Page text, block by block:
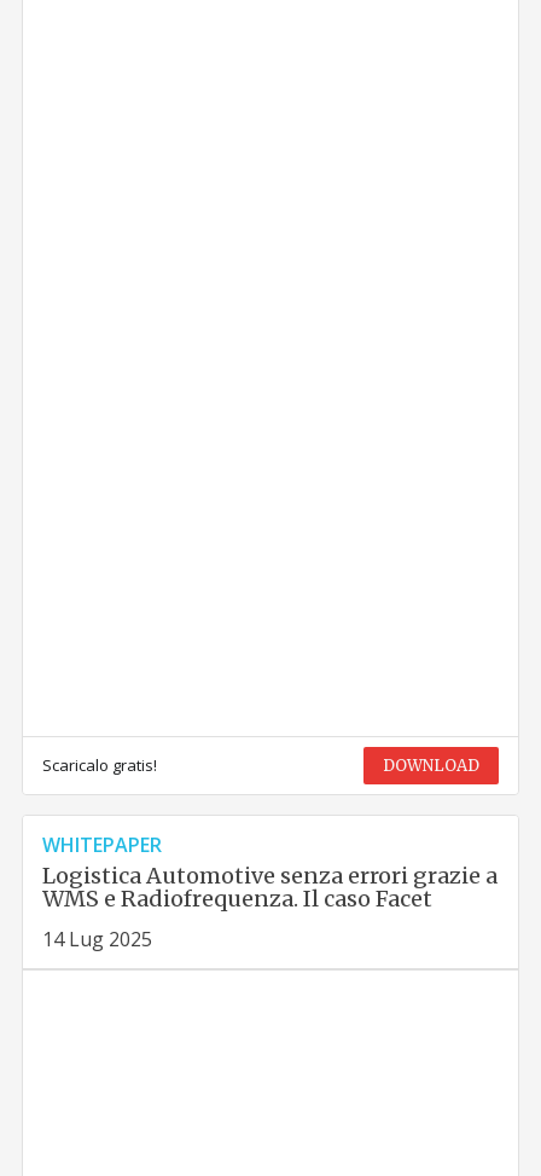
Scaricalo gratis! DOWNLOAD
WHITEPAPER
Logistica Automotive senza errori grazie a
WMS e Radiofrequenza. Il caso Facet
14 Lug 2025